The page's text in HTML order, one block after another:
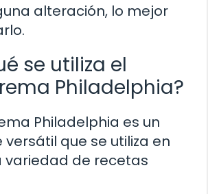
alteración, lo mejor
se utiliza el
Philadelphia?
Philadelphia es un
que se utiliza en
variedad de recetas